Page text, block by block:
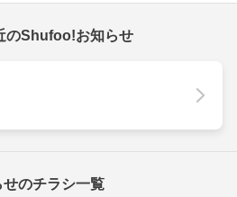
のShufoo!お知らせ
のチラシ一覧